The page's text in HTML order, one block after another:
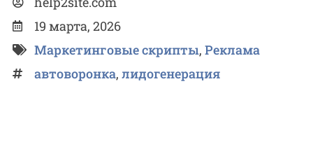
19 марта, 2026
Маркетинговые скрипты, Реклама
автоворонка, лидогенерация